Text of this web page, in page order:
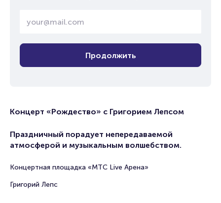
Продолжить
Концерт «Рождество» с Григорием Лепсом
Праздничный порадует непередаваемой
атмосферой и музыкальным волшебством.
Концертная площадка «МТС Live Арена»
Григорий Лепс